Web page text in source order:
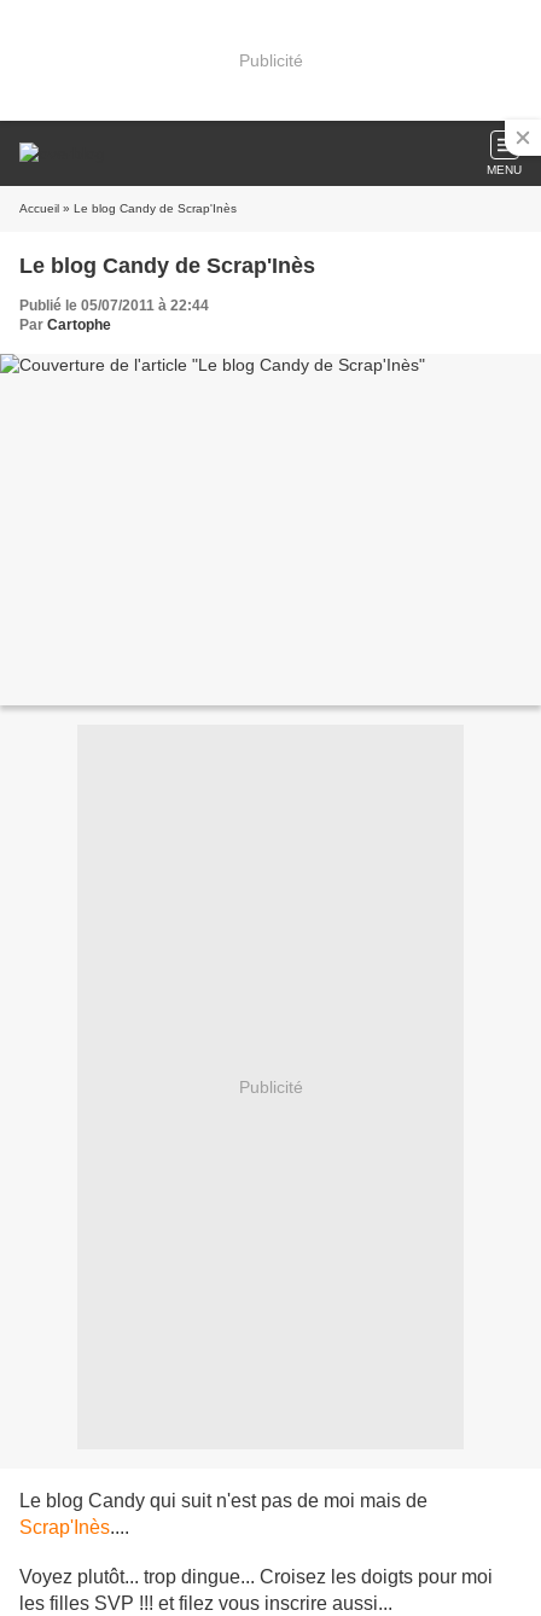
Publicité
MENU
Accueil » Le blog Candy de Scrap'Inès
Le blog Candy de Scrap'Inès
Publié le 05/07/2011 à 22:44
Par Cartophe
Publicité
Le blog Candy qui suit n'est pas de moi mais de
Scrap'Inès....
Voyez plutôt... trop dingue... Croisez les doigts pour moi
les filles SVP !!! et filez vous inscrire aussi...